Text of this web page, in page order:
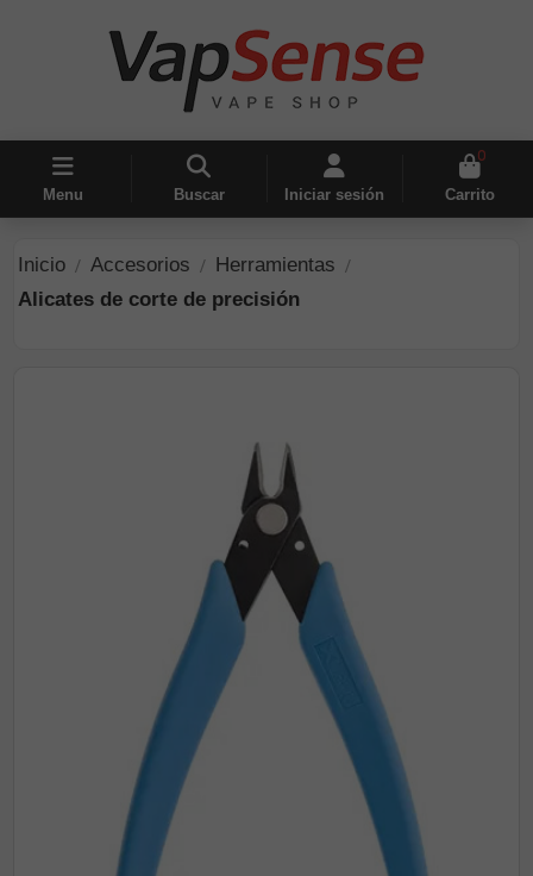
Menu Buscar Iniciar sesión
0
Carrito
Inicio Accesorios
Herramientas
Alicates de corte de precisión